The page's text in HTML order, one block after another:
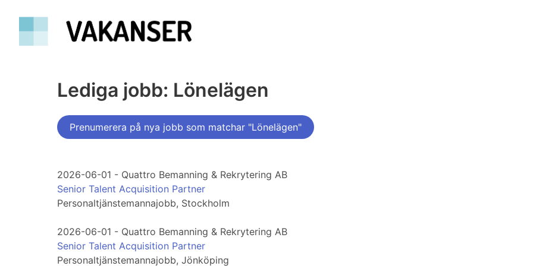
Lediga jobb: Lönelägen
Prenumerera på nya jobb som matchar "Lönelägen"
2026-06-01 - Quattro Bemanning & Rekrytering AB
Senior Talent Acquisition Partner
Personaltjänstemannajobb, Stockholm
2026-06-01 - Quattro Bemanning & Rekrytering AB
Senior Talent Acquisition Partner
Personaltjänstemannajobb, Jönköping